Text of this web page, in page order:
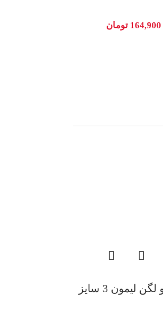
164,900 تومان
ست آبکش و لگن لیمون 3 سایز